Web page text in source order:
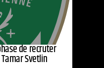
de recruter
Svetlin